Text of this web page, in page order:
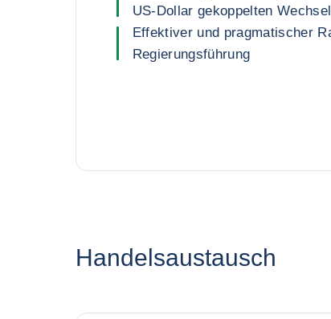
US-Dollar gekoppelten
Effektiver und pragmatischer
Regierungsführung
Handelsaustausch